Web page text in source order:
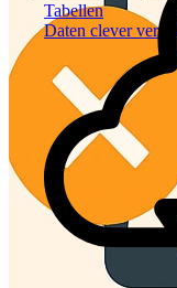
Tabellen
Daten clever